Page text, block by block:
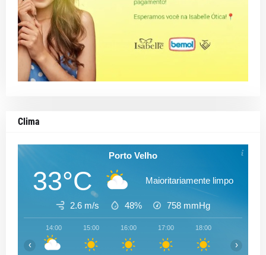
Clima
Porto Velho
33°C Maioritariamente limpo
2.6 m/s 48% 758 mmHg
14:00 15:00 16:00 17:00 18:00
‹ ›